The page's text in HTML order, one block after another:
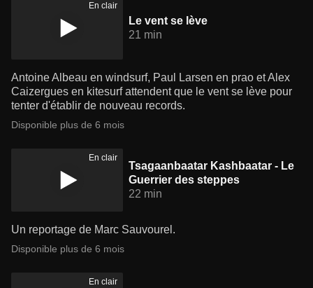
En clair
Le vent se lève
21 min
Antoine Albeau en windsurf, Paul Larsen en prao et Alex
Caizergues en kitesurf attendent que le vent se lève pour
tenter d'établir de nouveau records.
Disponible plus de 6 mois
En clair
Tsagaanbaatar Kashbaatar - Le
Guerrier des steppes
22 min
Un reportage de Marc Sauvourel.
Disponible plus de 6 mois
En clair